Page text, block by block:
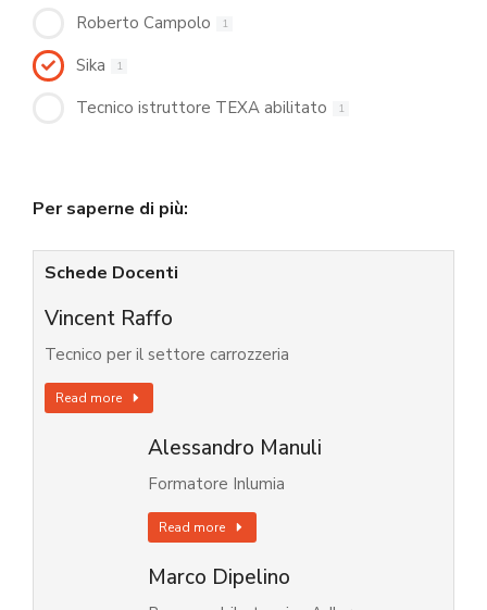
Roberto Campolo 1
Sika 1
Tecnico istruttore TEXA abilitato 1
Per saperne di più:
Schede Docenti
Vincent Raffo
Tecnico per il settore carrozzeria
Read more
Alessandro Manuli
Formatore Inlumia
Read more
Marco Dipelino